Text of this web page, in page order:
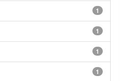
1
1
1
1